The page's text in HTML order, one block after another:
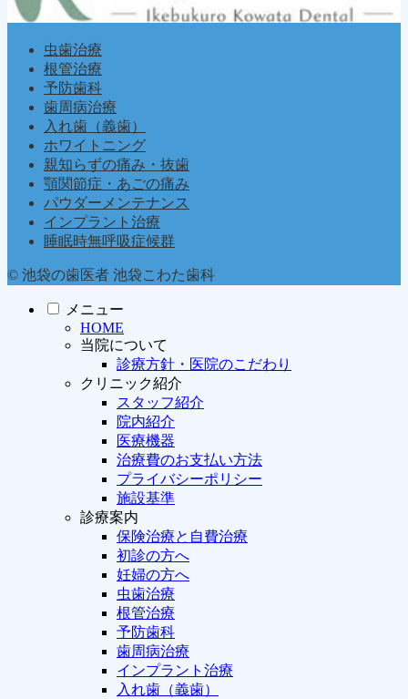
虫歯治療
根管治療
予防歯科
歯周病治療
入れ歯（義歯）
ホワイトニング
親知らずの痛み・抜歯
顎関節症・あごの痛み
パウダーメンテナンス
インプラント治療
睡眠時無呼吸症候群
© 池袋の歯医者 池袋こわた歯科
メニュー
HOME
当院について
診療方針・医院のこだわり
クリニック紹介
スタッフ紹介
院内紹介
医療機器
治療費のお支払い方法
プライバシーポリシー
施設基準
診療案内
保険治療と自費治療
初診の方へ
妊婦の方へ
虫歯治療
根管治療
予防歯科
歯周病治療
インプラント治療
入れ歯（義歯）